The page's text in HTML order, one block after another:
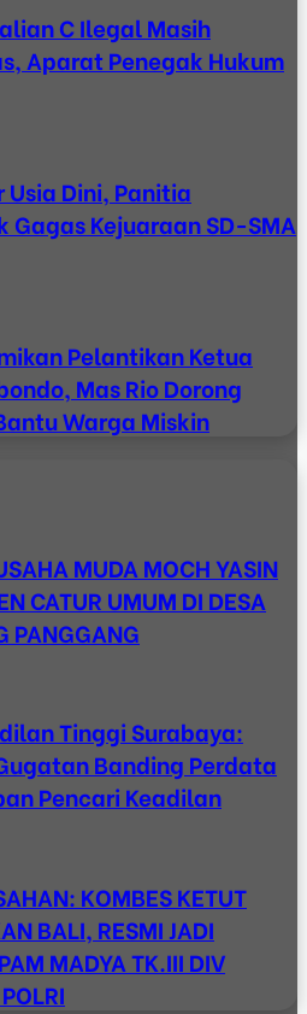
C Ilegal Masih
Aparat Penegak Hukum
Dini, Panitia
Gagas Kejuaraan SD-SMA
Pelantikan Ketua
Mas Rio Dorong
Warga Miskin
MUDA MOCH YASIN
CATUR UMUM DI DESA
PANGGANG
Tinggi Surabaya:
Banding Perdata
Pencari Keadilan
KOMBES KETUT
BALI, RESMI JADI
MADYA TK.III DIV